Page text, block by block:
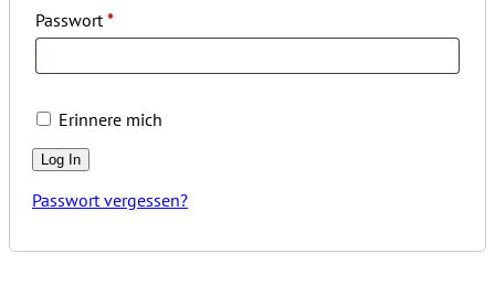
Passwort *
Erinnere mich
Passwort vergessen?